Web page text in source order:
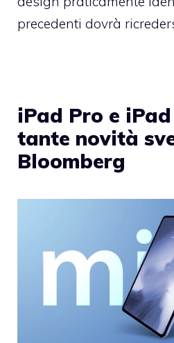
precedenti dovrà
iPad Pro e
tante novità
Bloomberg